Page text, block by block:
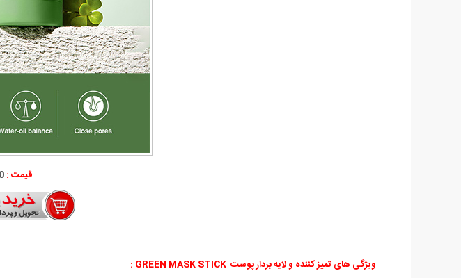
قیمت :
ویژگی های تمیز کننده و لایه بردار پوست GREEN MASK STICK
: